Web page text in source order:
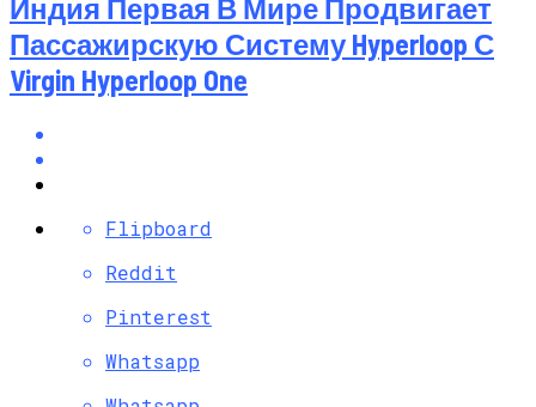
Индия Первая В Мире Продвигает
Пассажирскую Систему Hyperloop С
Virgin Hyperloop One
Flipboard
Reddit
Pinterest
Whatsapp